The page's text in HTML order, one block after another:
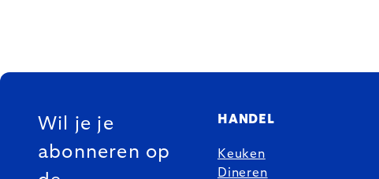
FOOTER
Wil je je
abonneren op
HANDEL
Keuken
Dineren